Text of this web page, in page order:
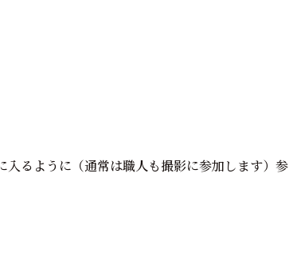
るように（通常は職人も撮影に参加します）参